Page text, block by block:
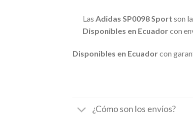
Las Adidas SP0098 Sport son
Disponibles en Ecuadorcon
Disponibles en Ecuadorcon
¿Cómo son los envíos?